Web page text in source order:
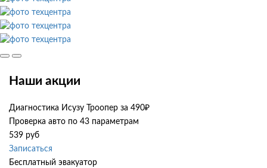
Наши акции
Диагностика Исузу Троопер за 490₽
Проверка авто по 43 параметрам
539 руб
Записаться
Бесплатный эвакуатор